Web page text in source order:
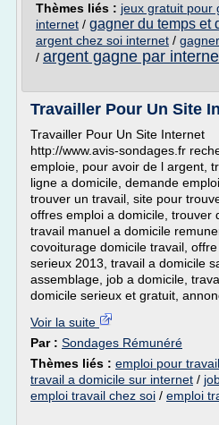
Thèmes liés : jeux gratuit pour
internet / gagner du temps et
argent chez soi internet /
/ argent gagne par
Travailler Pour Un Site
Travailler Pour Un Site Internet
http://www.avis-sondages.fr
emploie, pour avoir de l argent,
ligne a domicile, demande
trouver un travail, site pour
offres emploi a domicile, trouver
travail manuel a domicile
covoiturage domicile travail,
serieux 2013, travail a domicile
assemblage, job a domicile,
domicile serieux et gratuit,
Voir la suite
Par : Sondages Rémunéré
Thèmes liés : emploi pour
travail a domicile sur internet /
emploi travail chez soi / emploi